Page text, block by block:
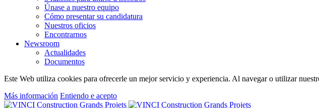
Únase a nuestro equipo
Cómo presentar su candidatura
Nuestros oficios
Encontrarnos
Newsroom
Actualidades
Documentos
Este Web utiliza cookies para ofrecerle un mejor servicio y experiencia. Al navegar o utilizar
Más información Entiendo e acepto